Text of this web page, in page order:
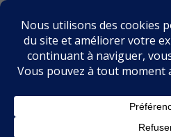
LE BLOG DU BIBLIOPHILE,